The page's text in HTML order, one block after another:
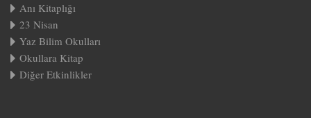
Anı Kitaplığı
23 Nisan
Yaz Bilim Okulları
Okullara Kitap
Diğer Etkinlikler